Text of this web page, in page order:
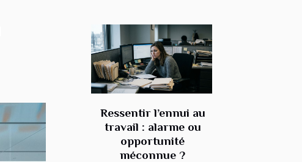
Ressentir l’ennui au
travail : alarme ou
opportunité
méconnue ?